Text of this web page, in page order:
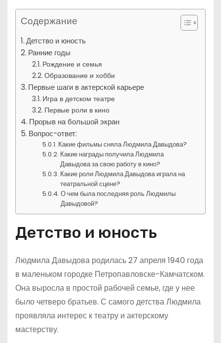
Содержание
Детство и юность
Ранние годы
Рождение и семья
Образование и хобби
Первые шаги в актерской карьере
Игра в детском театре
Первые роли в кино
Прорыв на большой экран
Вопрос-ответ:
Какие фильмы сняла Людмила Давыдова?
Какие награды получила Людмила
Давыдова за свою работу в кино?
Какие роли Людмила Давыдова играла на
театральной сцене?
О чем была последняя роль Людмилы
Давыдовой?
Детство и юность
Людмила Давыдова родилась 27 апреля 1940 года
в маленьком городке Петропавловске-Камчатском.
Она выросла в простой рабочей семье, где у нее
было четверо братьев. С самого детства Людмила
проявляла интерес к театру и актерскому
мастерству.